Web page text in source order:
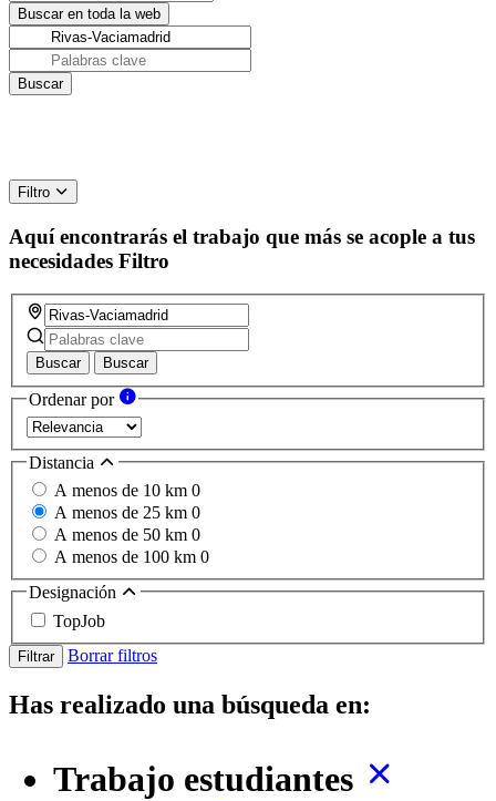
Filtro
Aquí encontrarás el trabajo que más se acople a tus
necesidades Filtro
Buscar Buscar
Ordenar por
Distancia
A menos de 10 km 0
A menos de 25 km 0
A menos de 50 km 0
A menos de 100 km 0
Designación
TopJob
Filtrar Borrar filtros
Has realizado una búsqueda en:
Trabajo estudiantes